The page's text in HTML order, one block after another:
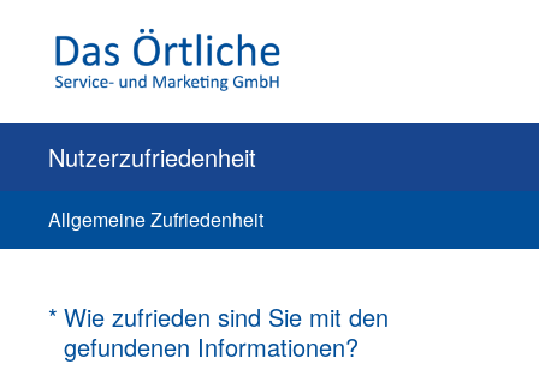
Nutzerzufriedenheit
Allgemeine Zufriedenheit
* Wie zufrieden sind Sie mit den
gefundenen Informationen?
(Erforderlich.)